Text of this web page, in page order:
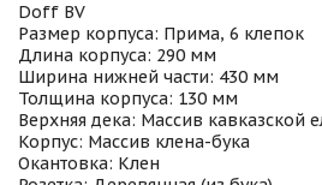
Doff BV
Размер корпуса: Прима, 6 клепок
Длина корпуса: 290 мм
Ширина нижней части: 430 мм
Толщина корпуса: 130 мм
Верхняя дека: Массив кавказской
Корпус: Массив клена-бука
Окантовка: Клен